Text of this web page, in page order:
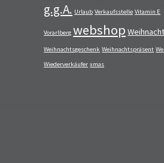
g.g.A. Urlaub Verkaufsstelle Vitamin E
Vorarlberg webshop
Weihnachtsgeschenk Weihnachtspräsent
Wiederverkäufer xmas